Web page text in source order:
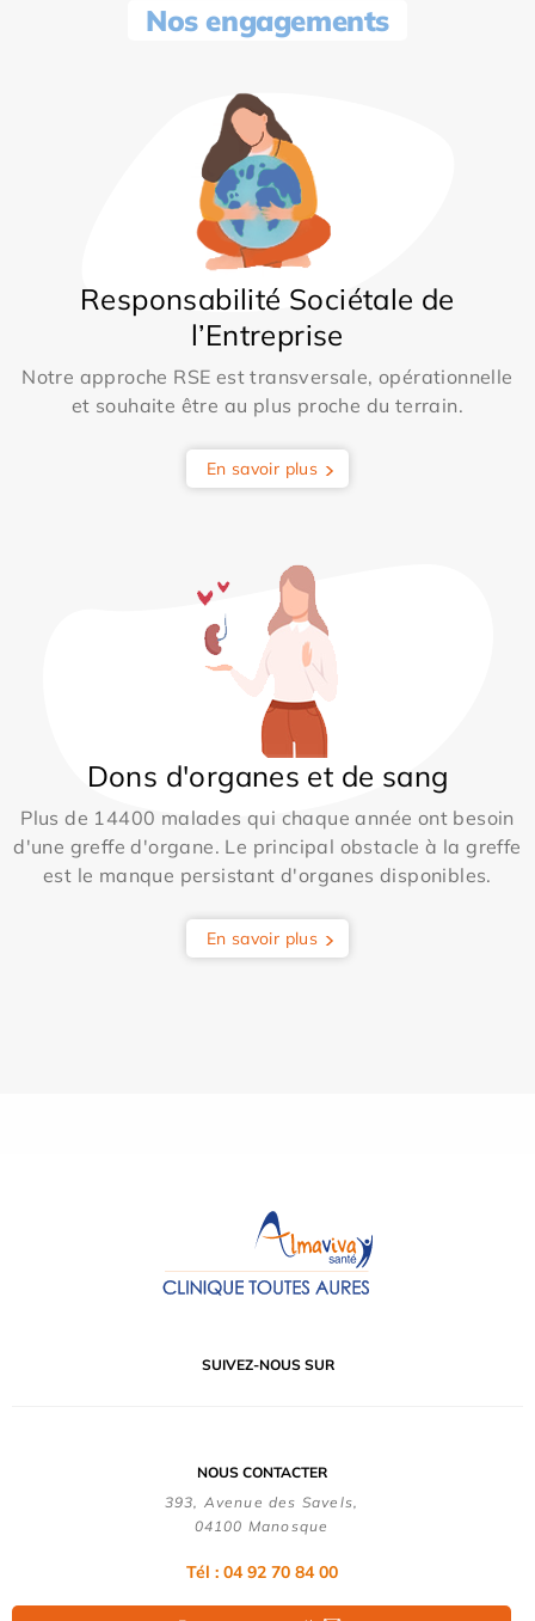
Nos engagements
Responsabilité Sociétale de
l’Entreprise
Notre approche RSE est transversale, opérationnelle
et souhaite être au plus proche du terrain.
En savoir plus
Dons d'organes et de sang
Plus de 14400 malades qui chaque année ont besoin
d'une greffe d'organe. Le principal obstacle à la greffe
est le manque persistant d'organes disponibles.
En savoir plus
SUIVEZ-NOUS SUR
NOUS CONTACTER
393, Avenue des Savels,
04100 Manosque
Tél : 04 92 70 84 00